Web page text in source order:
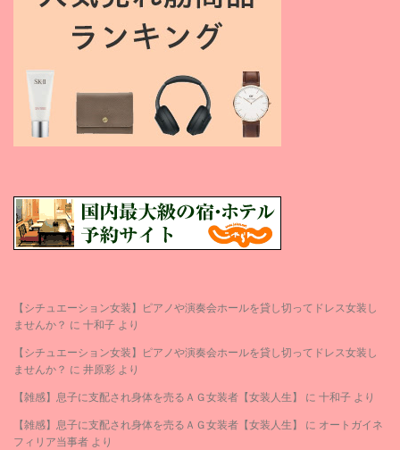
【シチュエーション女装】ピアノや演奏会ホールを貸し切ってドレス女装し
ませんか？ に 十和子 より
【シチュエーション女装】ピアノや演奏会ホールを貸し切ってドレス女装し
ませんか？ に 井原彩 より
【雑感】息子に支配され身体を売るＡＧ女装者【女装人生】 に 十和子 より
【雑感】息子に支配され身体を売るＡＧ女装者【女装人生】 に オートガイネ
フィリア当事者 より